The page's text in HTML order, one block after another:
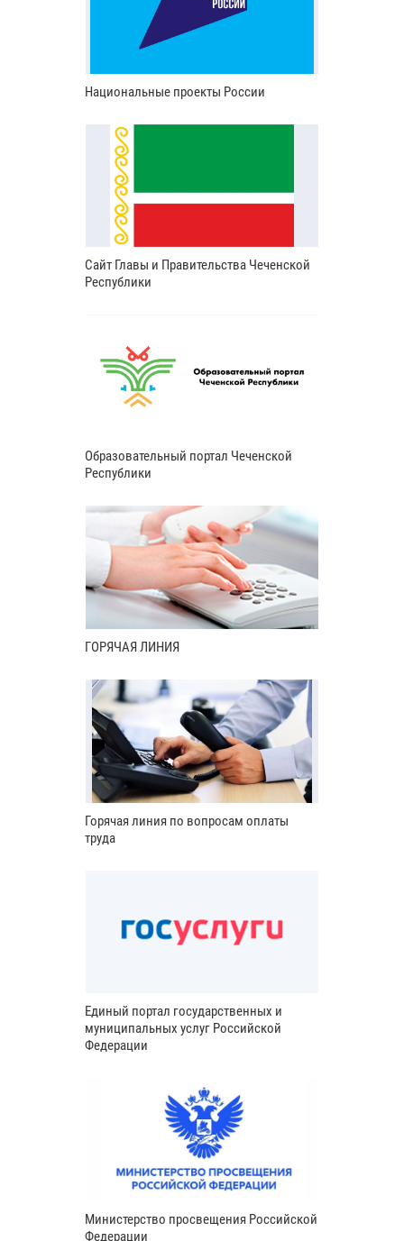
Национальные проекты России
Сайт Главы и Правительства Чеченской
Республики
Образовательный портал Чеченской
Республики
ГОРЯЧАЯ ЛИНИЯ
Горячая линия по вопросам оплаты
труда
Единый портал государственных и
муниципальных услуг Российской
Федерации
Министерство просвещения Российской
Федерации